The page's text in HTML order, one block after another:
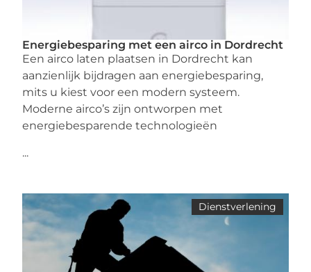
Energiebesparing met een airco in Dordrecht
Een airco laten plaatsen in Dordrecht kan
aanzienlijk bijdragen aan energiebesparing,
mits u kiest voor een modern systeem.
Moderne airco’s zijn ontworpen met
energiebesparende technologieën
...
Dienstverlening